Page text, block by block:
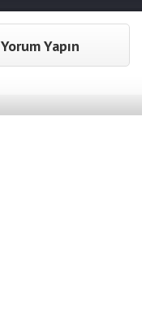
Yorum Yapın